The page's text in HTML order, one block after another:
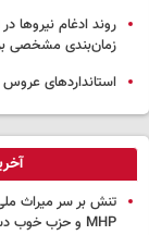
روند ادغام نیروها
زمان‌بندی مشخصی
استانداردهای عروس
تنش بر سر میراث
MHP و حزب خوب دست به یقه شدند+ فیلم